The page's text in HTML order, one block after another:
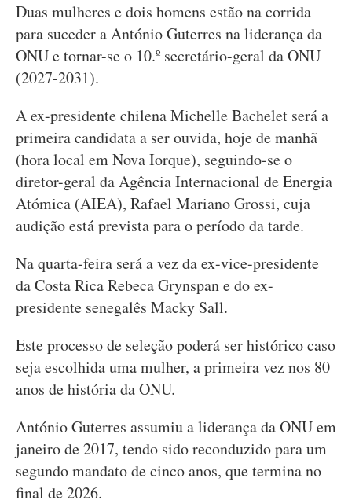
Duas mulheres e dois homens estão na corrida
para suceder a António Guterres na liderança da
ONU e tornar-se o 10.º secretário-geral da ONU
(2027-2031).
A ex-presidente chilena Michelle Bachelet será a
primeira candidata a ser ouvida, hoje de manhã
(hora local em Nova Iorque), seguindo-se o
diretor-geral da Agência Internacional de Energia
Atómica (AIEA), Rafael Mariano Grossi, cuja
audição está prevista para o período da tarde.
Na quarta-feira será a vez da ex-vice-presidente
da Costa Rica Rebeca Grynspan e do ex-
presidente senegalês Macky Sall.
Este processo de seleção poderá ser histórico caso
seja escolhida uma mulher, a primeira vez nos 80
anos de história da ONU.
António Guterres assumiu a liderança da ONU em
janeiro de 2017, tendo sido reconduzido para um
segundo mandato de cinco anos, que termina no
final de 2026.